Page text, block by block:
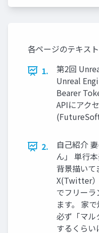
各ページのテキスト
1.
第2回
Unreal
Bearer
APIにアク
2.
自己紹介
ん」 単行
背景描いて
X(Twitter
でフリーラ
ます。 家
必ず「マル
するくらい